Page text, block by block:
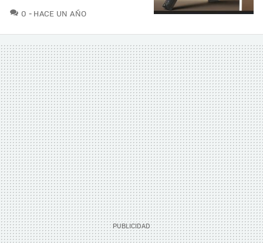
0 COMENTARIOS
HACE UN AÑO